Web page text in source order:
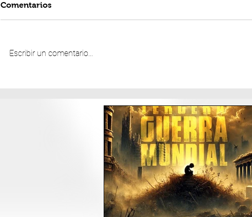
Comentarios
Escribir un comentario...